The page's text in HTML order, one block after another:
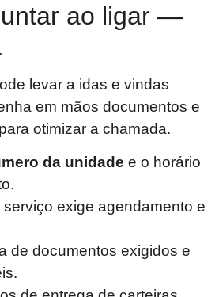
ao ligar —
levar a idas e vindas
em mãos documentos e
otimizar a chamada.
da unidade e o horário
exige agendamento e
de documentos exigidos e